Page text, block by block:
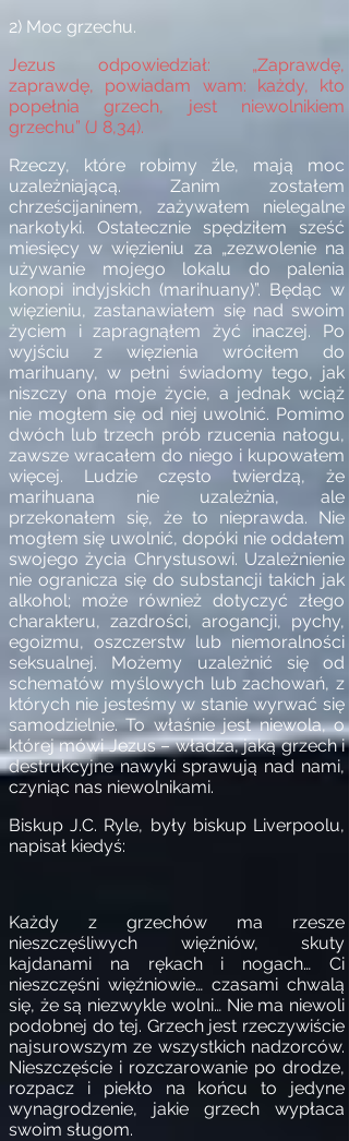
2) Moc grzechu.
Jezus odpowiedział: „Zaprawdę,
zaprawdę, powiadam wam: każdy, kto
popełnia grzech, jest niewolnikiem
grzechu” (J 8,34).
Rzeczy, które robimy źle, mają moc
uzależniającą. Zanim zostałem
chrześcijaninem, zażywałem nielegalne
narkotyki. Ostatecznie spędziłem sześć
miesięcy w więzieniu za „zezwolenie na
używanie mojego lokalu do palenia
konopi indyjskich (marihuany)”. Będąc w
więzieniu, zastanawiałem się nad swoim
życiem i zapragnąłem żyć inaczej. Po
wyjściu z więzienia wróciłem do
marihuany, w pełni świadomy tego, jak
niszczy ona moje życie, a jednak wciąż
nie mogłem się od niej uwolnić. Pomimo
dwóch lub trzech prób rzucenia nałogu,
zawsze wracałem do niego i kupowałem
więcej. Ludzie często twierdzą, że
marihuana nie uzależnia, ale
przekonałem się, że to nieprawda. Nie
mogłem się uwolnić, dopóki nie oddałem
swojego życia Chrystusowi. Uzależnienie
nie ogranicza się do substancji takich jak
alkohol; może również dotyczyć złego
charakteru, zazdrości, arogancji, pychy,
egoizmu, oszczerstw lub niemoralności
seksualnej. Możemy uzależnić się od
schematów myślowych lub zachowań, z
których nie jesteśmy w stanie wyrwać się
samodzielnie. To właśnie jest niewola, o
której mówi Jezus – władza, jaką grzech i
destrukcyjne nawyki sprawują nad nami,
czyniąc nas niewolnikami.
Biskup J.C. Ryle, były biskup Liverpoolu,
napisał kiedyś:
Każdy z grzechów ma rzesze
nieszczęśliwych więźniów, skuty
kajdanami na rękach i nogach… Ci
nieszczęśni więźniowie… czasami chwalą
się, że są niezwykle wolni… Nie ma niewoli
podobnej do tej. Grzech jest rzeczywiście
najsurowszym ze wszystkich nadzorców.
Nieszczęście i rozczarowanie po drodze,
rozpacz i piekło na końcu to jedyne
wynagrodzenie, jakie grzech wypłaca
swoim sługom.